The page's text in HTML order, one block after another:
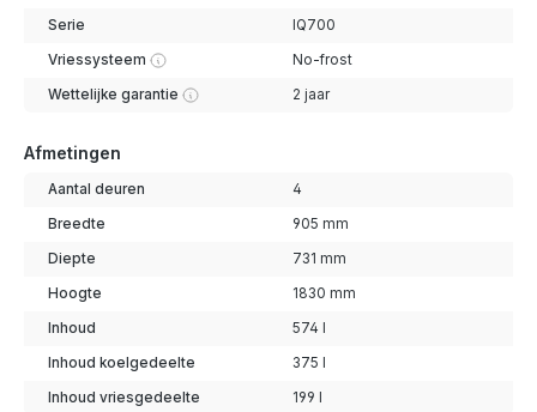
Serie IQ700
Vriessysteem No-frost
Wettelijke garantie 2 jaar
Afmetingen
Aantal deuren 4
Breedte 905 mm
Diepte 731 mm
Hoogte 1830 mm
Inhoud 574 l
Inhoud koelgedeelte 375 l
Inhoud vriesgedeelte 199 l